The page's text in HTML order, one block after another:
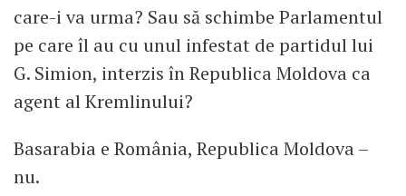
care-i va urma? Sau să schimbe Parlamentul
pe care îl au cu unul infestat de partidul lui
G. Simion, interzis în Republica Moldova ca
agent al Kremlinului?
Basarabia e România, Republica Moldova –
nu.